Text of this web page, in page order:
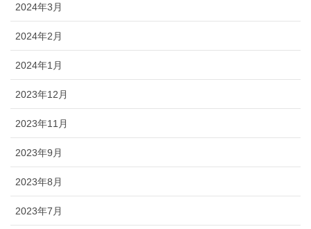
2024年3月
2024年2月
2024年1月
2023年12月
2023年11月
2023年9月
2023年8月
2023年7月